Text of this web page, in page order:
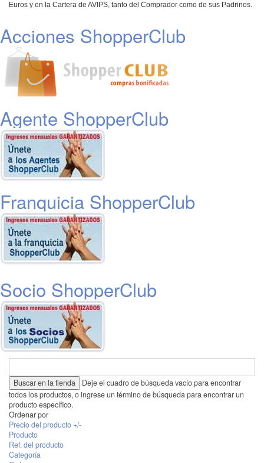
Euros y en la Cartera de AVIPS, tanto del Comprador como de sus Padrinos.
Acciones ShopperClub
Agente ShopperClub
Franquicia ShopperClub
Socio ShopperClub
Deje el cuadro de búsqueda vacío para encontrar
todos los productos, o ingrese un término de búsqueda para encontrar un
producto específico.
Ordenar por
Precio del producto +/-
Producto
Ref. del producto
Categoría